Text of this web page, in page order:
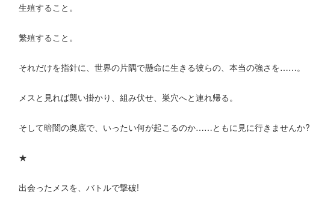
生殖すること。
繁殖すること。
それだけを指針に、世界の片隅で懸命に生きる彼らの、本当の強さを……。
メスと見れば襲い掛かり、組み伏せ、巣穴へと連れ帰る。
そして暗闇の奥底で、いったい何が起こるのか……ともに見に行きませんか?
★
出会ったメスを、バトルで撃破!